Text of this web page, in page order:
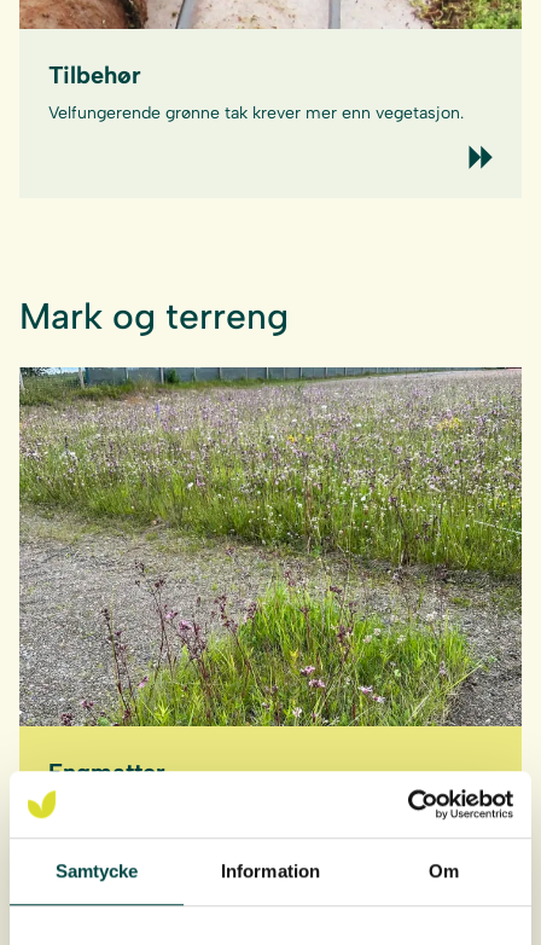
Samtycke Information Om
Tilbehør
Velfungerende grønne tak krever mer enn vegetasjon.
Mark og terreng
Engmatter
Rask å anlegge, heldekkende vegetasjon med én gang